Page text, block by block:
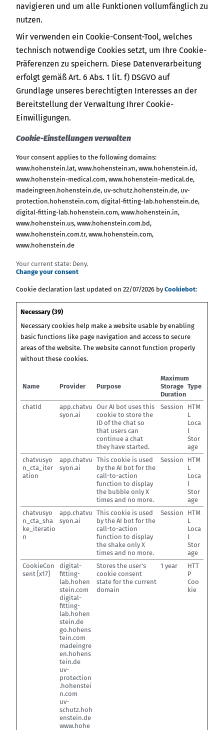
navigieren und um alle Funktionen vollumfänglich zu
nutzen.
Wir verwenden ein Cookie-Consent-Tool, welches
technisch notwendige Cookies setzt, um Ihre Cookie-
Präferenzen zu speichern. Diese Datenverarbeitung
erfolgt gemäß Art. 6 Abs. 1 lit. f) DSGVO auf
Grundlage unseres berechtigten Interesses an der
Bereitstellung der Verwaltung Ihrer Cookie-
Einwilligungen.
Cookie-Einstellungen verwalten
Your consent applies to the following domains:
www.hohenstein.lat, www.hohenstein.vn, www.hohenstein.id,
www.hohenstein-medical.com, www.hohenstein-medical.de,
madeingreen.hohenstein.de, uv-schutz.hohenstein.de, uv-
protection.hohenstein.com, digital-fitting-lab.hohenstein.de,
digital-fitting-lab.hohenstein.com, www.hohenstein.in,
www.hohenstein.us, www.hohenstein.com.bd,
www.hohenstein.com.tr, www.hohenstein.com,
www.hohenstein.de
Your current state: Deny.
Change your consent
Cookie declaration last updated on 22/07/2026 byCookiebot:
Necessary (39)
Necessary cookies help make a website usable by enabling
basic functions like page navigation and access to secure
areas of the website. The website cannot function properly
without these cookies.
Name Provider Purpose
Maximum
Storage
Duration
Type
chatId
app.chatvu
syon.ai
Our AI bot uses this
cookie to store the
ID of the chat so
that users can
continue a chat
they have started.
Session
HTM
L
Loca
l
Stor
age
chatvusyo
n_cta_iter
ation
app.chatvu
syon.ai
This cookie is used
by the AI bot for the
call-to-action
function to display
the bubble only X
times and no more.
Session
HTM
L
Loca
l
Stor
age
chatvusyo
n_cta_sha
ke_iteratio
n
app.chatvu
syon.ai
This cookie is used
by the AI bot for the
call-to-action
function to display
the shake only X
times and no more.
Session
HTM
L
Loca
l
Stor
age
CookieCon
sent [x17]
digital-
fitting-
lab.hohen
stein.com
digital-
fitting-
lab.hohen
stein.de
go.hohens
tein.com
madeingre
en.hohens
tein.de
uv-
protection
.hohenstei
n.com
uv-
schutz.hoh
enstein.de
www.hohe
Stores the user's
cookie consent
state for the current
domain
1 year
HTT
P
Coo
kie